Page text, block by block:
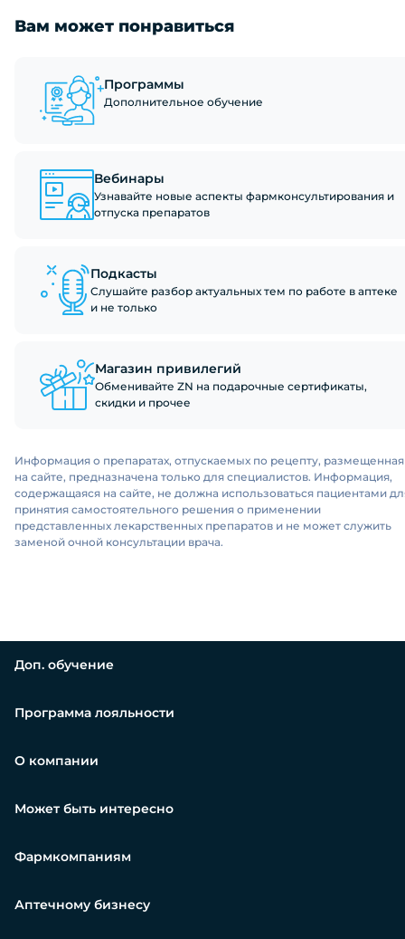
Вам может понравиться
Программы
Дополнительное обучение
Вебинары
Узнавайте новые аспекты фармконсультирования и
отпуска препаратов
Подкасты
Слушайте разбор актуальных тем по работе в аптеке
и не только
Магазин привилегий
Обменивайте ZN на подарочные сертификаты,
скидки и прочее
Информация о препаратах, отпускаемых по рецепту, размещенная
на сайте, предназначена только для специалистов. Информация,
содержащаяся на сайте, не должна использоваться пациентами
принятия самостоятельного решения о применении
представленных лекарственных препаратов и не может служить
заменой очной консультации врача.
Доп. обучение
Программа лояльности
О компании
Может быть интересно
Фармкомпаниям
Аптечному бизнесу